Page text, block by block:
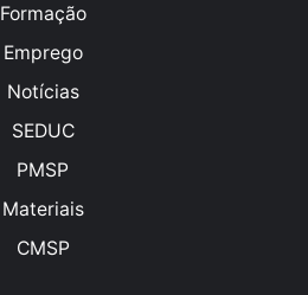
Formação
Emprego
Notícias
SEDUC
PMSP
Materiais
CMSP